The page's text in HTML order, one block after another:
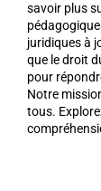
savoir plus
juridiques à
que le droit
pour
Notre
tous.